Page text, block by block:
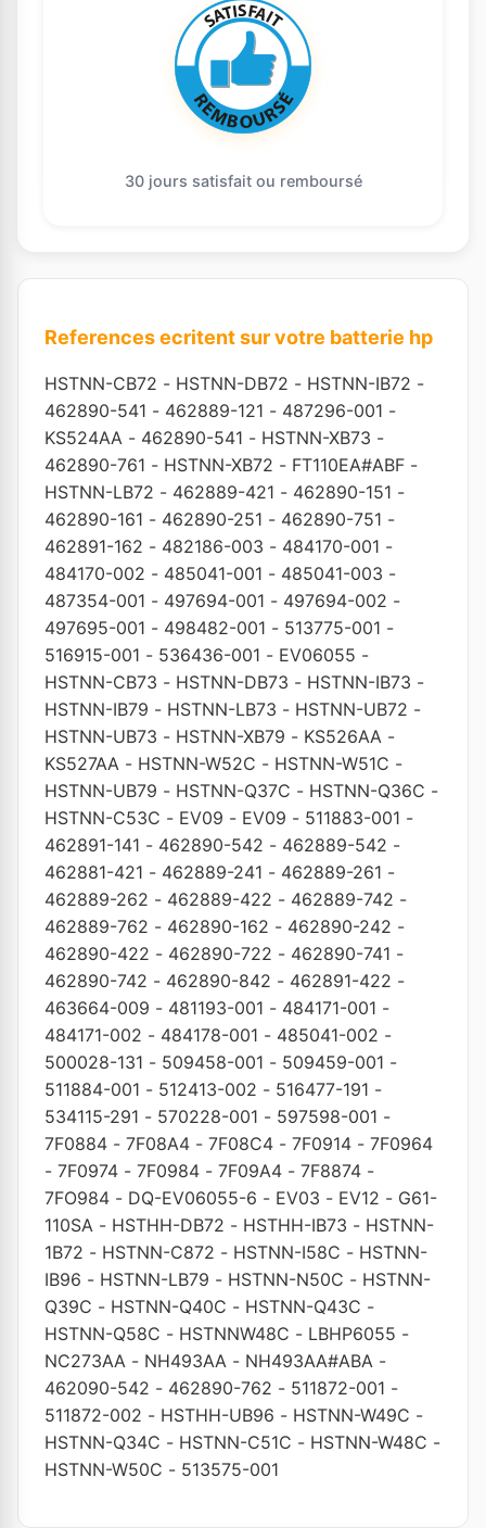
30 jours satisfait ou remboursé
References ecritent sur votre batterie hp
HSTNN-CB72 - HSTNN-DB72 - HSTNN-IB72 -
462890-541 - 462889-121 - 487296-001 -
KS524AA - 462890-541 - HSTNN-XB73 -
462890-761 - HSTNN-XB72 - FT110EA#ABF -
HSTNN-LB72 - 462889-421 - 462890-151 -
462890-161 - 462890-251 - 462890-751 -
462891-162 - 482186-003 - 484170-001 -
484170-002 - 485041-001 - 485041-003 -
487354-001 - 497694-001 - 497694-002 -
497695-001 - 498482-001 - 513775-001 -
516915-001 - 536436-001 - EV06055 -
HSTNN-CB73 - HSTNN-DB73 - HSTNN-IB73 -
HSTNN-IB79 - HSTNN-LB73 - HSTNN-UB72 -
HSTNN-UB73 - HSTNN-XB79 - KS526AA -
KS527AA - HSTNN-W52C - HSTNN-W51C -
HSTNN-UB79 - HSTNN-Q37C - HSTNN-Q36C -
HSTNN-C53C - EV09 - EV09 - 511883-001 -
462891-141 - 462890-542 - 462889-542 -
462881-421 - 462889-241 - 462889-261 -
462889-262 - 462889-422 - 462889-742 -
462889-762 - 462890-162 - 462890-242 -
462890-422 - 462890-722 - 462890-741 -
462890-742 - 462890-842 - 462891-422 -
463664-009 - 481193-001 - 484171-001 -
484171-002 - 484178-001 - 485041-002 -
500028-131 - 509458-001 - 509459-001 -
511884-001 - 512413-002 - 516477-191 -
534115-291 - 570228-001 - 597598-001 -
7F0884 - 7F08A4 - 7F08C4 - 7F0914 - 7F0964
- 7F0974 - 7F0984 - 7F09A4 - 7F8874 -
7FO984 - DQ-EV06055-6 - EV03 - EV12 - G61-
110SA - HSTHH-DB72 - HSTHH-IB73 - HSTNN-
1B72 - HSTNN-C872 - HSTNN-I58C - HSTNN-
IB96 - HSTNN-LB79 - HSTNN-N50C - HSTNN-
Q39C - HSTNN-Q40C - HSTNN-Q43C -
HSTNN-Q58C - HSTNNW48C - LBHP6055 -
NC273AA - NH493AA - NH493AA#ABA -
462090-542 - 462890-762 - 511872-001 -
511872-002 - HSTHH-UB96 - HSTNN-W49C -
HSTNN-Q34C - HSTNN-C51C - HSTNN-W48C -
HSTNN-W50C - 513575-001